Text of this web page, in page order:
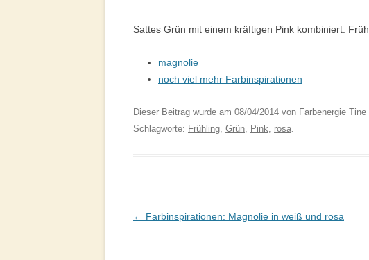
Sattes Grün mit einem kräftigen Pink kombiniert:
magnolie
noch viel mehr Farbinspirationen
Dieser Beitrag wurde am 08/04/2014 von Farbenergie
Schlagworte: Frühling, Grün, Pink, rosa.
Beitragsnavigation
← Farbinspirationen: Magnolie in weiß und rosa